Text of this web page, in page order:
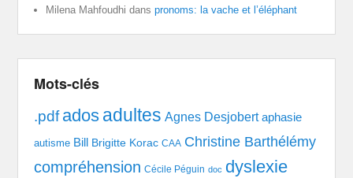
Milena Mahfoudhi danspronoms: la vache et l’éléphant
Mots-clés
.pdf ados adultes Agnes Desjobert aphasie
autisme Bill Brigitte Korac CAA Christine Barthélémy
compréhension Cécile Péguin doc dyslexie